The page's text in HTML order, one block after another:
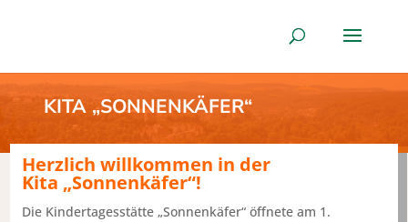
KITA „SONNENKÄFER“
Herzlich willkommen in der
Kita „Sonnenkäfer“!
Die Kindertagesstätte „Sonnenkäfer“ öffnete am 1.